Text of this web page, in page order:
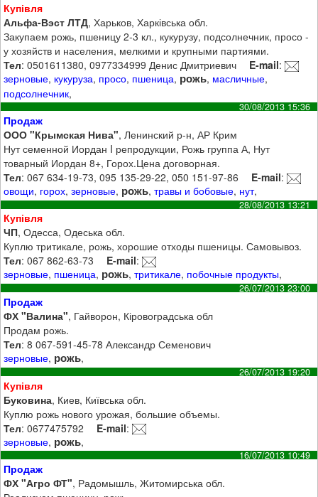
Купівля
Альфа-Вэст ЛТД, Харьков, Харківська обл.
Закупаем рожь, пшеницу 2-3 кл., кукурузу, подсолнечник, просо -
у хозяйств и населения, мелкими и крупными партиями.
Тел: 0501611380, 0977334999 Денис Дмитриевич E-mail:
зерновые, кукуруза, просо, пшеница, рожь, масличные,
подсолнечник,
30/08/2013 15:36
Продаж
ООО "Крымская Нива", Ленинский р-н, АР Крим
Нут семенной Иордан I репродукции, Рожь группа А, Нут
товарный Иордан 8+, Горох.Цена договорная.
Тел: 067 634-19-73, 095 135-29-22, 050 151-97-86 E-mail:
овощи, горох,зерновые, рожь,травы и бобовые, нут,
28/08/2013 13:21
Купівля
ЧП, Одесса, Одеська обл.
Куплю тритикале, рожь, хорошие отходы пшеницы. Самовывоз.
Тел: 067 862-63-73 E-mail:
зерновые, пшеница, рожь,тритикале, побочные продукты,
26/07/2013 23:00
Продаж
ФХ "Валина", Гайворон, Кіровоградська обл
Продам рожь.
Тел: 8 067-591-45-78 Александр Семенович
зерновые, рожь,
26/07/2013 19:20
Купівля
Буковина, Киев, Київська обл.
Куплю рожь нового урожая, большие объемы.
Тел: 0677475792 E-mail:
зерновые, рожь,
16/07/2013 10:49
Продаж
ФХ "Агро ФТ", Радомышль, Житомирська обл.